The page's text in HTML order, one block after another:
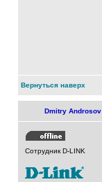
Вернуться наверх
Dmitry Androsov
Сотрудник D-LINK